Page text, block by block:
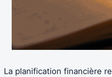
La planification financière